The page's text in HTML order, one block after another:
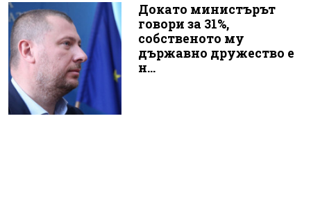
Докато министърът
говори за 31%,
собственото му
държавно дружество е
н...